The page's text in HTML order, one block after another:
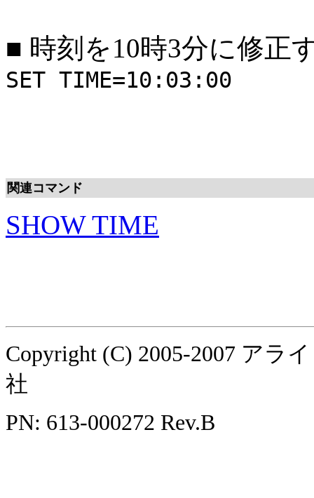
■ 時刻を10時3分に修正
SET TIME=10:03:00
関連コマンド
SHOW TIME
Copyright (C) 2005-2007 アラ
社
PN: 613-000272 Rev.B